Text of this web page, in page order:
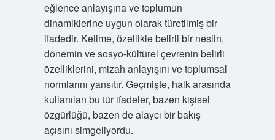
eğlence anlayışına ve toplumun
dinamiklerine uygun olarak türetilmiş bir
ifadedir. Kelime, özellikle belirli bir neslin,
dönemin ve sosyo-kültürel çevrenin belirli
özelliklerini, mizah anlayışını ve toplumsal
normlarını yansıtır. Geçmişte, halk arasında
kullanılan bu tür ifadeler, bazen kişisel
özgürlüğü, bazen de alaycı bir bakış
açısını simgeliyordu.